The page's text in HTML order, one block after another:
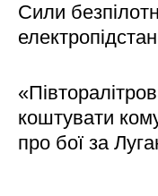
Сили
коштувати
про бої за